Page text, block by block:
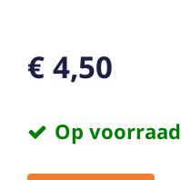
€ 4,50
Op voorraad